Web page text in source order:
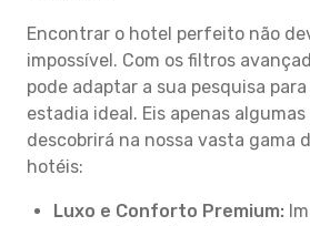
Encontrar o hotel perfeito não
impossível. Com os filtros
pode adaptar a sua pesquisa
estadia ideal. Eis apenas
descobrirá na nossa vasta gama
hotéis:
Luxo e Conforto Premium: